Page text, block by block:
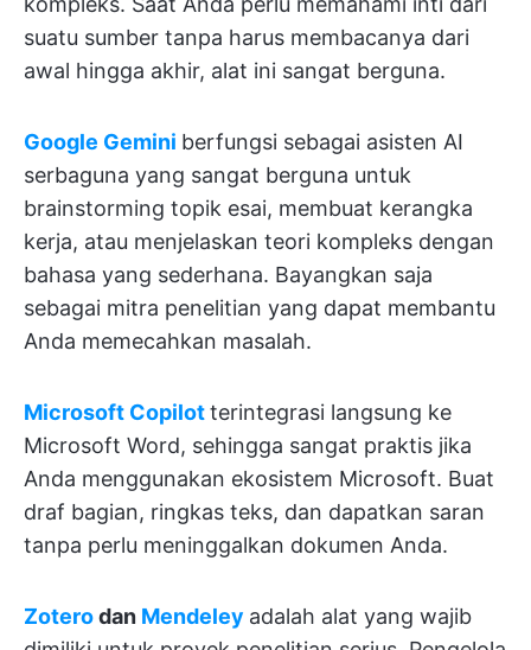
suatu sumber tanpa harus membacanya dari
awal hingga akhir, alat ini sangat berguna.
Google Gemini berfungsi sebagai asisten AI
serbaguna yang sangat berguna untuk
brainstorming topik esai, membuat kerangka
kerja, atau menjelaskan teori kompleks dengan
bahasa yang sederhana. Bayangkan saja
sebagai mitra penelitian yang dapat membantu
Anda memecahkan masalah.
Microsoft Copilotterintegrasi langsung ke
Microsoft Word, sehingga sangat praktis jika
Anda menggunakan ekosistem Microsoft. Buat
draf bagian, ringkas teks, dan dapatkan saran
tanpa perlu meninggalkan dokumen Anda.
Zoterodan Mendeley adalah alat yang wajib